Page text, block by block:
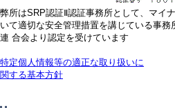
弊所はSRP認証Ⅱ認証事務所として、マイ
いて適切な安全管理措置を講じている事
連 合会より認定を受けています
特定個人情報等の適正な取り扱いに
関する基本方針